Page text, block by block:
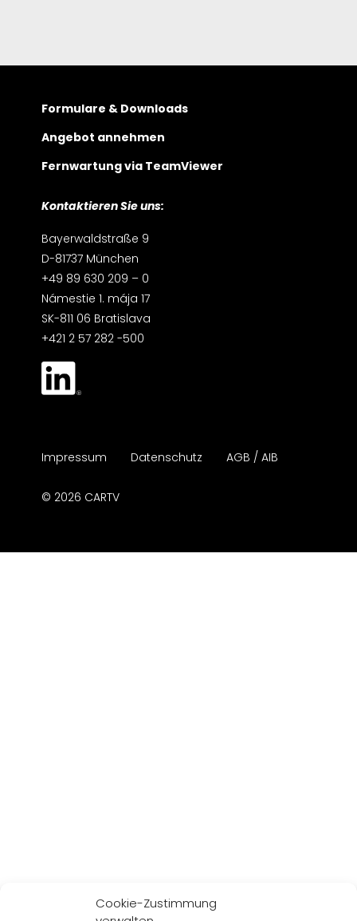
Cookie-Zustimmung
Formulare & Downloads
Angebot annehmen
Fernwartung via TeamViewer
Kontaktieren Sie uns:
Bayerwaldstraße 9
D-81737 München
+49 89 630 209 – 0
Námestie 1. mája 17
SK-811 06 Bratislava
+421 2 57 282 -500
© 2026 CARTV
Impressum Datenschutz AGB / AIB